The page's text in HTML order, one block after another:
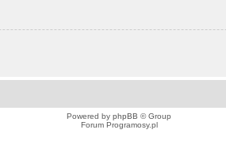
Powered by phpBB © Group
Forum Programosy.pl